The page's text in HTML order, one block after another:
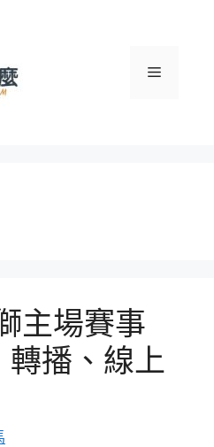
選
主場賽事
轉播、線上